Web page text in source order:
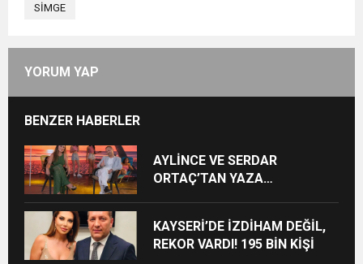
SİMGE
YORUM YAP
BENZER HABERLER
AYLİNCE VE SERDAR
ORTAÇ’TAN YAZA
KAYSERİ’DE İZDİHAM DEĞİL,
REKOR VARDI! 195 BİN KİŞİ